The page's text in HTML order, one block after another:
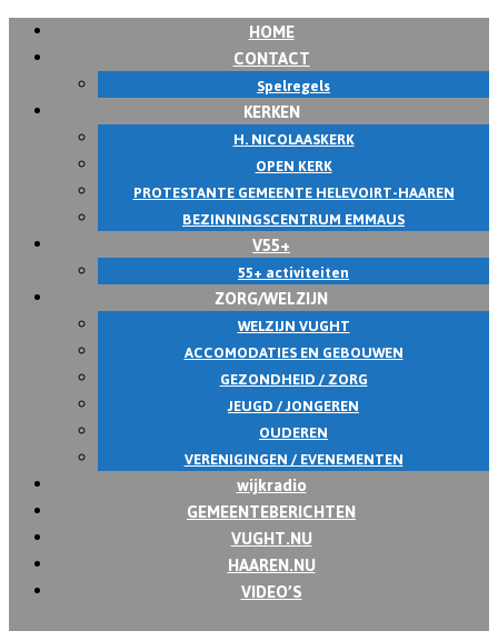
HOME
CONTACT
Spelregels
KERKEN
H. NICOLAASKERK
OPEN KERK
PROTESTANTE GEMEENTE HELEVOIRT-HAAREN
BEZINNINGSCENTRUM EMMAUS
V55+
55+ activiteiten
ZORG/WELZIJN
WELZIJN VUGHT
ACCOMODATIES EN GEBOUWEN
GEZONDHEID / ZORG
JEUGD / JONGEREN
OUDEREN
VERENIGINGEN / EVENEMENTEN
wijkradio
GEMEENTEBERICHTEN
VUGHT.NU
HAAREN.NU
VIDEO’S